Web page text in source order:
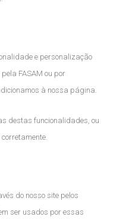
e personalização
FASAM ou por
à nossa página.
destas funcionalidades, ou
do nosso site pelos
ser usados por essas